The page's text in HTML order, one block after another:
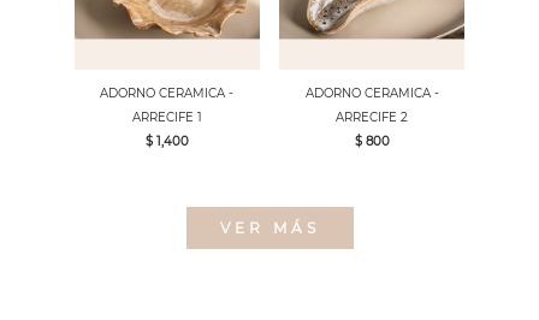
ADORNO CERAMICA -
ARRECIFE 1
$ 1,400
ADORNO CERAMICA -
ARRECIFE 2
$ 800
VER MÁS